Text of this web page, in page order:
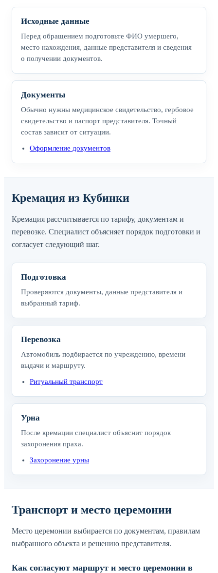
Исходные данные
Перед обращением подготовьте ФИО умершего,
место нахождения, данные представителя и сведения
о получении документов.
Документы
Обычно нужны медицинское свидетельство, гербовое
свидетельство и паспорт представителя. Точный
состав зависит от ситуации.
Оформление документов
Кремация из Кубинки
Кремация рассчитывается по тарифу, документам и
перевозке. Специалист объясняет порядок подготовки и
согласует следующий шаг.
Подготовка
Проверяются документы, данные представителя и
выбранный тариф.
Перевозка
Автомобиль подбирается по учреждению, времени
выдачи и маршруту.
Ритуальный транспорт
Урна
После кремации специалист объяснит порядок
захоронения праха.
Захоронение урны
Транспорт и место церемонии
Место церемонии выбирается по документам, правилам
выбранного объекта и решению представителя.
Как согласуют маршрут и место церемонии в